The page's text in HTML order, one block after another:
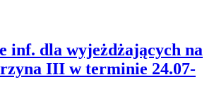
inf. dla wyjeżdżających na
III w terminie 24.07-